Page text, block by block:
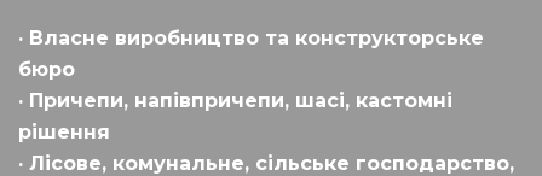
· Власне виробництво та конструкторське
бюро
· Причепи, напівпричепи, шасі, кастомні
рішення
· Лісове, комунальне, сільське господарство,